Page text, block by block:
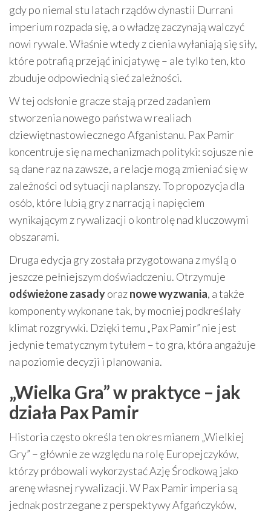
gdy po niemal stu latach rządów dynastii Durrani
imperium rozpada się, a o władzę zaczynają walczyć
nowi rywale. Właśnie wtedy z cienia wyłaniają się siły,
które potrafią przejąć inicjatywę – ale tylko ten, kto
zbuduje odpowiednią sieć zależności.
W tej odsłonie gracze stają przed zadaniem
stworzenia nowego państwa w realiach
dziewiętnastowiecznego Afganistanu. Pax Pamir
koncentruje się na mechanizmach polityki: sojusze nie
są dane raz na zawsze, a relacje mogą zmieniać się w
zależności od sytuacji na planszy. To propozycja dla
osób, które lubią gry z narracją i napięciem
wynikającym z rywalizacji o kontrolę nad kluczowymi
obszarami.
Druga edycja gry została przygotowana z myślą o
jeszcze pełniejszym doświadczeniu. Otrzymuje
odświeżone zasadyoraznowe wyzwania, a także
komponenty wykonane tak, by mocniej podkreślały
klimat rozgrywki. Dzięki temu „Pax Pamir” nie jest
jedynie tematycznym tytułem – to gra, która angażuje
na poziomie decyzji i planowania.
„Wielka Gra” w praktyce – jak
działa Pax Pamir
Historia często określa ten okres mianem „Wielkiej
Gry” – głównie ze względu na rolę Europejczyków,
którzy próbowali wykorzystać Azję Środkową jako
arenę własnej rywalizacji. W Pax Pamir imperia są
jednak postrzegane z perspektywy Afgańczyków,